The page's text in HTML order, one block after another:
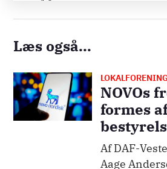
Læs også...
Billede
NOVOs
formes
Af DAF-
Aage